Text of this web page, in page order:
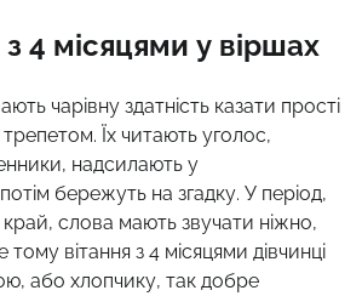
4 місяцями у віршах
чарівну здатність казати прості
Їх читають уголос,
надсилають у
бережуть на згадку. У період,
край, слова мають звучати ніжно,
вітання з 4 місяцями дівчинці
або хлопчику, так добре